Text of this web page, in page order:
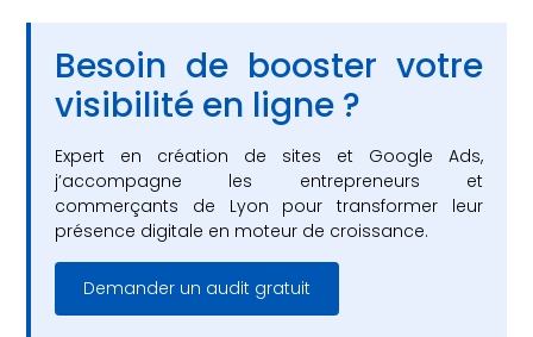
Besoin de booster votre
visibilité en ligne ?
Expert en création de sites et Google Ads,
j’accompagne les entrepreneurs et
commerçants de Lyon pour transformer leur
présence digitale en moteur de croissance.
Demander un audit gratuit